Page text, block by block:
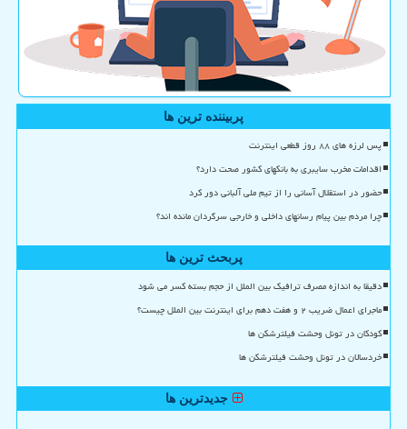
پربیننده ترین ها
پس لرزه های ۸۸ روز قطعی اینترنت
اقدامات مخرب سایبری به بانکهای کشور صحت دارد؟
حضور در استقلال آسانی را از تیم ملی آلبانی دور کرد
چرا مردم بین پیام رسانهای داخلی و خارجی سرگردان مانده اند؟
پربحث ترین ها
دقیقا به اندازه مصرف ترافیک بین الملل از حجم بسته کسر می شود
ماجرای اعمال ضریب ۲ و هفت دهم برای اینترنت بین الملل چیست؟
کودکان در تونل وحشت فیلترشکن ها
خردسالان در تونل وحشت فیلترشکن ها
جدیدترین ها